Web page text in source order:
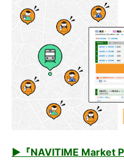
▶『NAVITIME Market